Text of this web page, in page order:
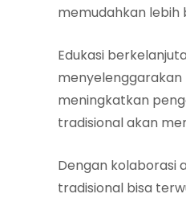
memudahkan lebih
Edukasi
meningkatkan
tradisional akan
Dengan kolaborasi
tradisional bisa